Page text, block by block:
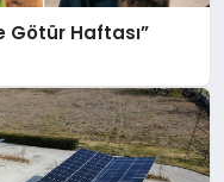
Götür Haftası”